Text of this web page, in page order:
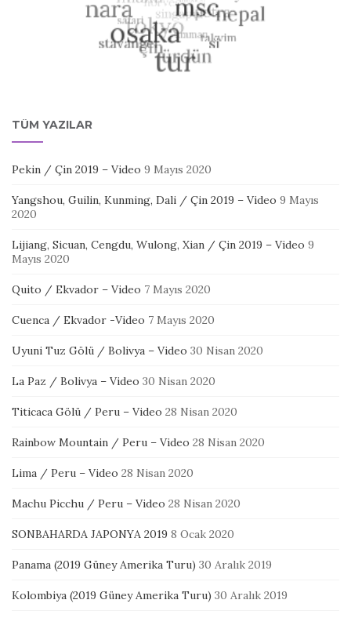
TÜM YAZILAR
Pekin / Çin 2019 – Video 9 Mayıs 2020
Yangshou, Guilin, Kunming, Dali / Çin 2019 – Video 9 Mayıs
2020
Lijiang, Sicuan, Cengdu, Wulong, Xian / Çin 2019 – Video 9
Mayıs 2020
Quito / Ekvador – Video 7 Mayıs 2020
Cuenca / Ekvador -Video 7 Mayıs 2020
Uyuni Tuz Gölü / Bolivya – Video 30 Nisan 2020
La Paz / Bolivya – Video 30 Nisan 2020
Titicaca Gölü / Peru – Video 28 Nisan 2020
Rainbow Mountain / Peru – Video 28 Nisan 2020
Lima / Peru – Video 28 Nisan 2020
Machu Picchu / Peru – Video 28 Nisan 2020
SONBAHARDA JAPONYA 2019 8 Ocak 2020
Panama (2019 Güney Amerika Turu) 30 Aralık 2019
Kolombiya (2019 Güney Amerika Turu) 30 Aralık 2019